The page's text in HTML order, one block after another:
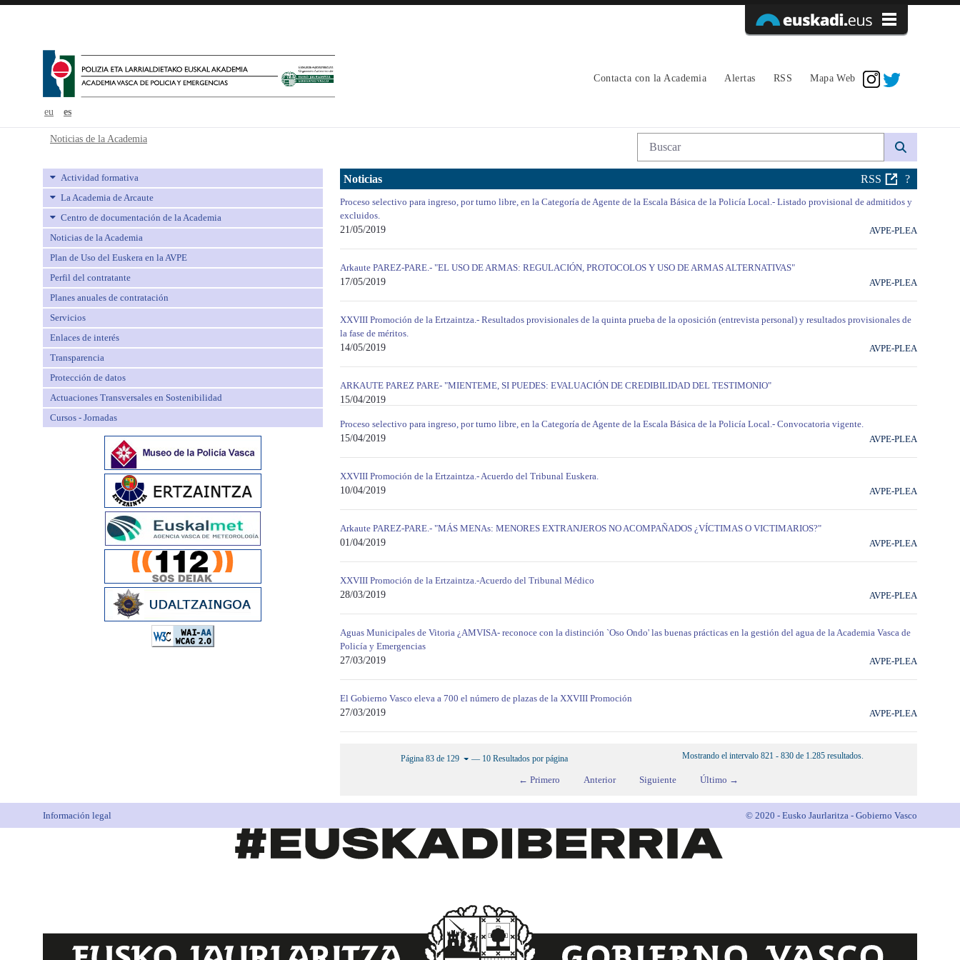
eu es
Contacta con la Academia Alertas RSS Mapa Web
Noticias de la Academia - avpe
Noticias de la Academia Búsqueda web
Actividad formativa
La Academia de Arcaute
Centro de documentación de la Academia
Noticias de la Academia
Plan de Uso del Euskera en la AVPE
Perfil del contratante
Planes anuales de contratación
Servicios
Enlaces de interés
Transparencia
Protección de datos
Actuaciones Transversales en Sostenibilidad
Cursos - Jornadas
Noticias RSS ?
Proceso selectivo para ingreso, por turno libre, en la Categoría de Agente de la Escala Básica de la Policía Local.- Listado provisional de admitidos y
excluidos.
21/05/2019
AVPE-PLEA
Arkaute PAREZ-PARE.- "EL USO DE ARMAS: REGULACIÓN, PROTOCOLOS Y USO DE ARMAS ALTERNATIVAS"
17/05/2019
AVPE-PLEA
XXVIII Promoción de la Ertzaintza.- Resultados provisionales de la quinta prueba de la oposición (entrevista personal) y resultados provisionales de
la fase de méritos.
14/05/2019
AVPE-PLEA
ARKAUTE PAREZ PARE- "MIENTEME, SI PUEDES: EVALUACIÓN DE CREDIBILIDAD DEL TESTIMONIO"
15/04/2019
Proceso selectivo para ingreso, por turno libre, en la Categoría de Agente de la Escala Básica de la Policía Local.- Convocatoria vigente.
15/04/2019
AVPE-PLEA
XXVIII Promoción de la Ertzaintza.- Acuerdo del Tribunal Euskera.
10/04/2019
AVPE-PLEA
Arkaute PAREZ-PARE.- "MÁS MENAs: MENORES EXTRANJEROS NO ACOMPAÑADOS ¿VÍCTIMAS O VICTIMARIOS?"
01/04/2019
AVPE-PLEA
XXVIII Promoción de la Ertzaintza.-Acuerdo del Tribunal Médico
28/03/2019
AVPE-PLEA
Aguas Municipales de Vitoria ¿AMVISA- reconoce con la distinción `Oso Ondo' las buenas prácticas en la gestión del agua de la Academia Vasca de
Policía y Emergencias
27/03/2019
AVPE-PLEA
El Gobierno Vasco eleva a 700 el número de plazas de la XXVIII Promoción
27/03/2019
AVPE-PLEA
Página 83 de 129 — 10 Resultados por página Mostrando el intervalo 821 - 830 de 1.285 resultados.
← Primero Anterior Siguiente Último →
Información legal © 2020 - Eusko Jaurlaritza - Gobierno Vasco